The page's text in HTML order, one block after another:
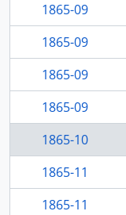
1865-09
1865-09
1865-09
1865-09
1865-10
1865-11
1865-11